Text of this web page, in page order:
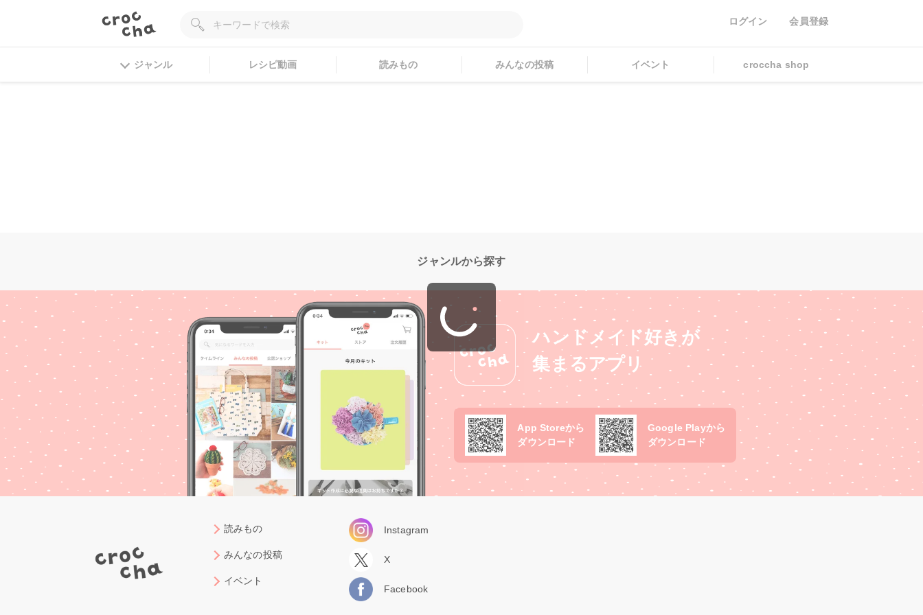
ログイン 会員登録
ジャンル レシピ動画 読みもの みんなの投稿 イベント croccha shop
ジャンルから探す
ハンドメイド好きが
集まるアプリ
App Storeから
ダウンロード
Google Playから
ダウンロード
読みもの
みんなの投稿
イベント
Instagram
X
Facebook